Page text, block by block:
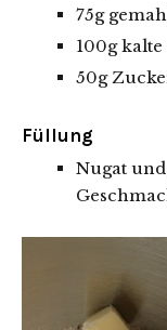
75g
100g
50g
Füllung
Nugat